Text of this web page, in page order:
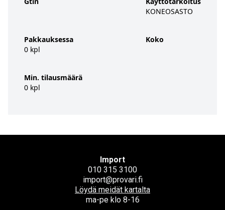
Pakkauksessa
0 kpl
Min. tilausmäärä
0 kpl
KONEOSASTO
Koko
Import
010 315 3100
import@provari.fi
Löydä meidät kartalta
ma-pe klo 8-16